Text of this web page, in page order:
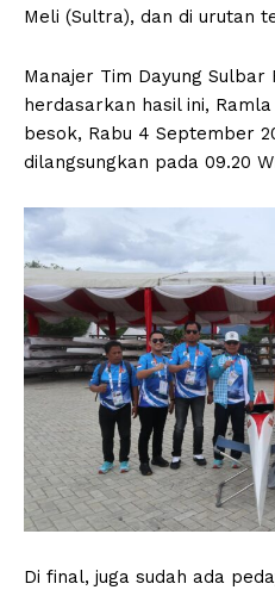
Meli (Sultra), dan di urutan
Manajer Tim Dayung Sulbar
herdasarkan hasil ini,
besok, Rabu 4 September
dilangsungkan pada 09.20
Di final, juga sudah ada